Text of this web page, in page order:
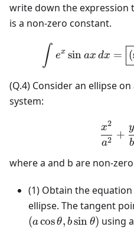
write down the expression
is a non-zero constant.
∫ ex sin ax dx = (
(Q.4) Consider an ellipse
system:
a2
x2
+
b
y
where a and b are non-
(1) Obtain the
ellipse. The tangent
(acosθ, bsin θ) using